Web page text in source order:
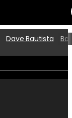
Películas
Dave Bautista